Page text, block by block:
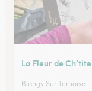
La Fleur de Ch’tite
Blangy Sur Ternoise